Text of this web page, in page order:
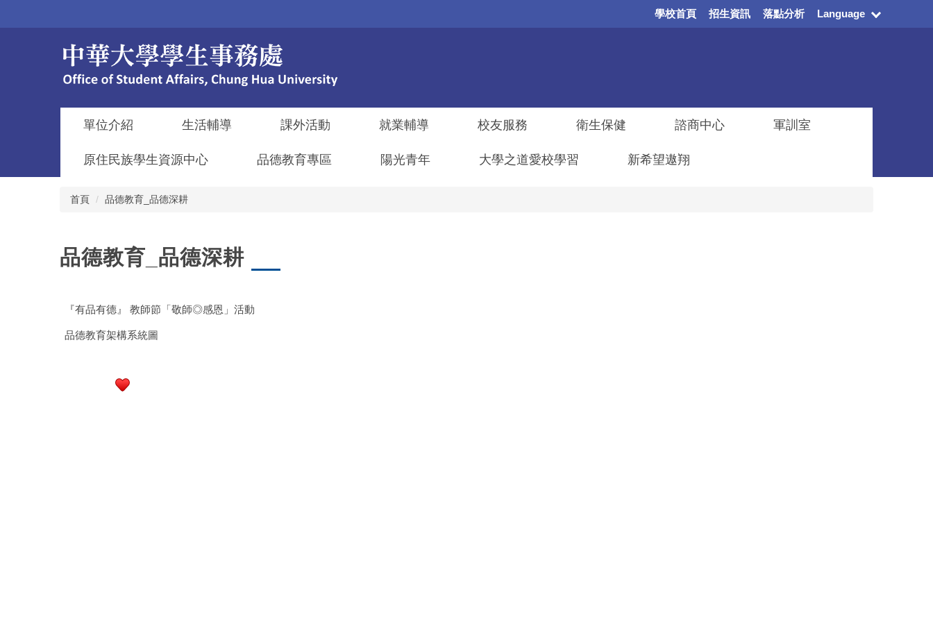
學校首頁 招生資訊 落點分析 Language
單位介紹 生活輔導 課外活動 就業輔導 校友服務 衛生保健 諮商中心 軍訓室
原住民族學生資源中心 品德教育專區 陽光青年 大學之道愛校學習 新希望遨翔
首頁 品德教育_品德深耕
品德教育_品德深耕
『有品有德』 教師節「敬師◎感恩」活動
品德教育架構系統圖